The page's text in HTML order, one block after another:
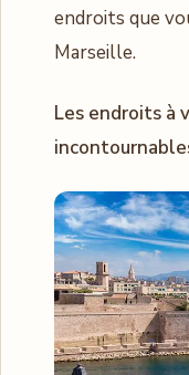
endroits que
Marseille.
Les endroits à